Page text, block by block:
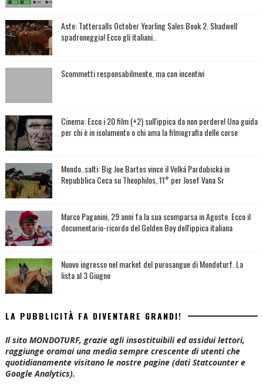
Aste: Tattersalls October Yearling Sales Book 2. Shadwell
spadroneggia! Ecco gli italiani..
Scommetti responsabilmente, ma con incentivi
Cinema: Ecco i 20 film (+2) sull'ippica da non perdere! Una guida
per chi è in isolamento o chi ama la filmografia delle corse
Mondo..salti: Big Joe Bartos vince il Velká Pardubická in
Repubblica Ceca su Theophilos, 11° per Josef Vana Sr
Marco Paganini, 29 anni fa la sua scomparsa in Agosto. Ecco il
documentario-ricordo del Golden Boy dell'ippica italiana
Nuovo ingresso nel market del purosangue di Mondoturf. La
lista al 3 Giugno
LA PUBBLICITÀ FA DIVENTARE GRANDI!
Il sito MONDOTURF, grazie agli insostituibili ed assidui lettori,
raggiunge oramai una media sempre crescente di utenti che
quotidianamente visitano le nostre pagine (dati Statcounter e
Google Analytics).